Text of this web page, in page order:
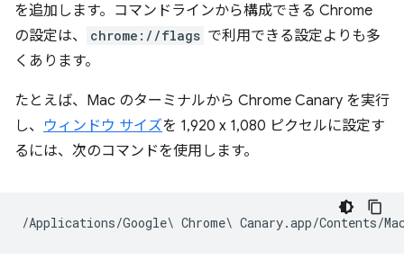
を追加します。コマンドラインから構成できる Chrome
の設定は、
chrome://flags で利用できる設定よりも多
くあります。
たとえば、Mac のターミナルから Chrome Canary を実行
し、 ウィンドウ サイズを 1,920 x 1,080 ピクセルに設定す
るには、次のコマンドを使用します。